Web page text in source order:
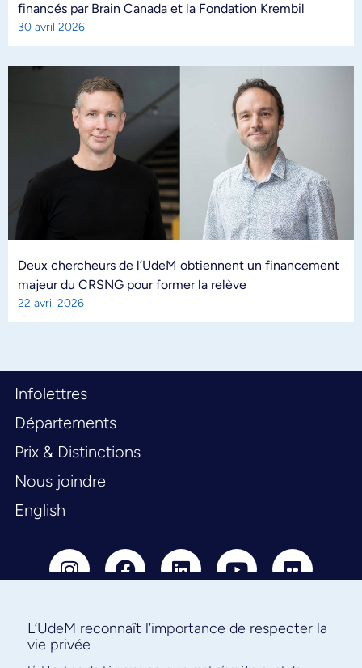
financés par Brain Canada et la Fondation Krembil
30 avril 2026
Deux chercheurs de l’UdeM obtiennent un financement
majeur du CRSNG pour former la relève
22 avril 2026
Infolettres
Départements
Prix & Distinctions
Nous joindre
English
Abonnez-vous à notre infolettre
L’UdeM reconnaît l’importance de respecter la
vie privée